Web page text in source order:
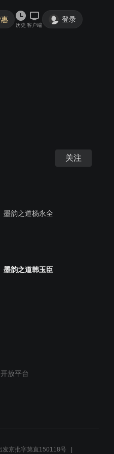
历史 客户端
登录
关注
墨韵之道杨永全
墨韵之道韩玉臣
放平台
发京批字第直150118号